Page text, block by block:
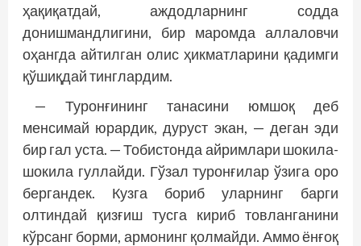
ҳақиқатдай, аждодларнинг содда
донишмандлигини, бир маромда аллаловчи
оҳангда айтилган олис ҳикматларини қадимги
қўшиқдай тинглардим.
— Туронғининг танасини юмшоқ деб
менсимай юрардик, дуруст экан, — деган эди
бир гал уста. — Тобистонда айримлари шокила-
шокила гуллайди. Гўзал туронғилар ўзига оро
бергандек. Кузга бориб уларнинг барги
олтиндай қизғиш тусга кириб товланганини
кўрсанг борми, армонинг қолмайди. Аммо ёнғоқ